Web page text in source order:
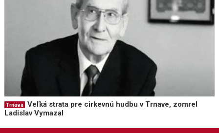
Trnava
Veľká strata pre cirkevnú hudbu v Trnave, zomrel
Ladislav Vymazal